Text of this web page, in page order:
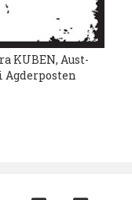
KUBEN, Aust-
Agderposten